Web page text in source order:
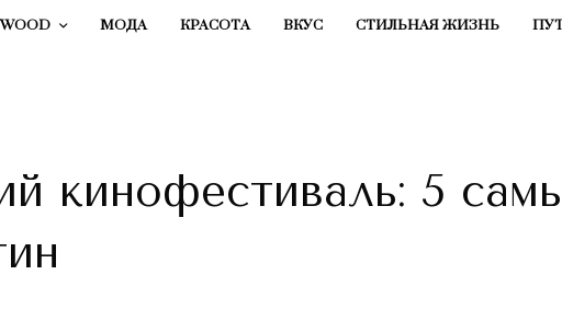
МОДА КРАСОТA ВКУС СТИЛЬНАЯ ЖИЗНЬ
кинофестиваль: 5